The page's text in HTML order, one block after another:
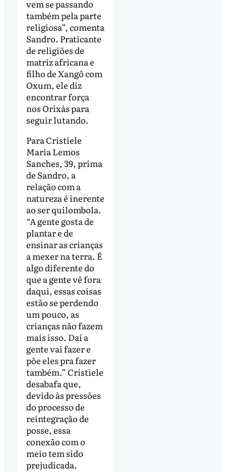
vem se passando
também pela parte
religiosa”, comenta
Sandro. Praticante
de religiões de
matriz africana e
filho de Xangô com
Oxum, ele diz
encontrar força
nos Orixás para
seguir lutando.
Para Cristiele
Maria Lemos
Sanches, 39, prima
de Sandro, a
relação com a
natureza é inerente
ao ser quilombola.
“A gente gosta de
plantar e de
ensinar as crianças
a mexer na terra. É
algo diferente do
que a gente vê fora
daqui, essas coisas
estão se perdendo
um pouco, as
crianças não fazem
mais isso. Daí a
gente vai fazer e
põe eles pra fazer
também.” Cristiele
desabafa que,
devido às pressões
do processo de
reintegração de
posse, essa
conexão com o
meio tem sido
prejudicada.